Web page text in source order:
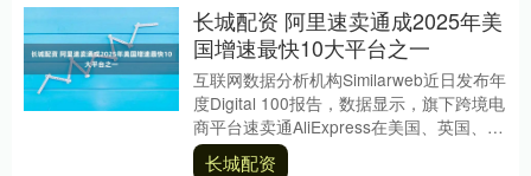
长城配资 阿里速卖通成2025年美
国增速最快10大平台之一
互联网数据分析机构Similarweb近日发布年
度Digital 100报告，数据显示，旗下跨境电
商平台速卖通AliExpress在美国、英国、德
国、澳洲等多个....
长城配资